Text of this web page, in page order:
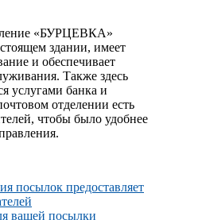
«БУРЦЕВКА»
здании, имеет
и обеспечивает
Также здесь
услугами банка и
отделении есть
чтобы было удобнее
посылок предоставляет
вашей посылки